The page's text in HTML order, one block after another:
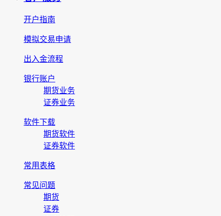
开户指南
模拟交易申请
出入金流程
银行账户
期货业务
证券业务
软件下载
期货软件
证券软件
常用表格
常见问题
期货
证券